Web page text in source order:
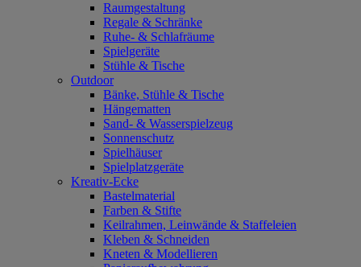
Raumgestaltung
Regale & Schränke
Ruhe- & Schlafräume
Spielgeräte
Stühle & Tische
Outdoor
Bänke, Stühle & Tische
Hängematten
Sand- & Wasserspielzeug
Sonnenschutz
Spielhäuser
Spielplatzgeräte
Kreativ-Ecke
Bastelmaterial
Farben & Stifte
Keilrahmen, Leinwände & Staffeleien
Kleben & Schneiden
Kneten & Modellieren